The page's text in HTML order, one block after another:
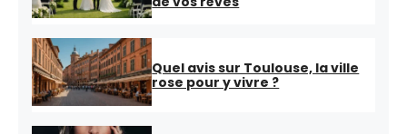
Quel avis sur Toulouse, la ville
rose pour y vivre ?